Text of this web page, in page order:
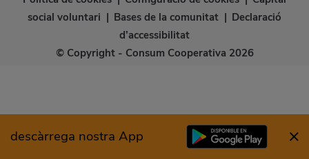
descàrrega nostra App
social voluntari | Bases de la comunitat | Declaració
d’accessibilitat
© Copyright - Consum Cooperativa 2026